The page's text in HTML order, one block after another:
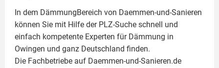
In dem DämmungBereich von Daemmen-und-Sanieren
können Sie mit Hilfe der PLZ-Suche schnell und
einfach kompetente Experten für Dämmung in
Owingen und ganz Deutschland finden.
Die Fachbetriebe auf Daemmen-und-Sanieren.de